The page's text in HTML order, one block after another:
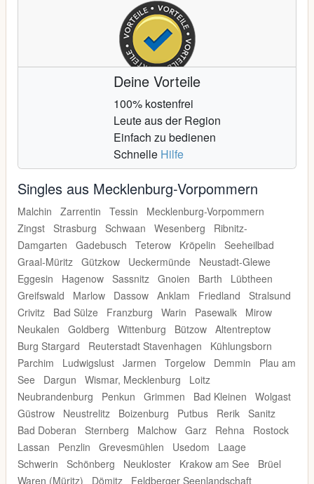
Deine Vorteile
100% kostenfrei
Leute aus der Region
Einfach zu bedienen
Schnelle Hilfe
Singles aus Mecklenburg-Vorpommern
Malchin Zarrentin Tessin
Mecklenburg-Vorpommern
Zingst Strasburg Schwaan Wesenberg
Ribnitz-
Damgarten
Gadebusch Teterow Kröpelin
Seeheilbad
Graal-Müritz Gützkow Ueckermünde
Neustadt-Glewe
Eggesin
Hagenow Sassnitz Gnoien Barth
Lübtheen
Greifswald
Marlow Dassow Anklam Friedland
Stralsund
Crivitz
Bad Sülze Franzburg Warin Pasewalk
Mirow
Neukalen
Goldberg Wittenburg Bützow Altentreptow
Burg Stargard
Reuterstadt Stavenhagen
Kühlungsborn
Parchim
Ludwigslust Jarmen Torgelow Demmin
Plau am
See
Dargun Wismar, Mecklenburg
Loitz
Neubrandenburg
Penkun Grimmen Bad Kleinen
Wolgast
Güstrow
Neustrelitz Boizenburg Putbus Rerik Sanitz
Bad Doberan
Sternberg Malchow Garz Rehna
Rostock
Lassan
Penzlin Grevesmühlen Usedom
Laage
Schwerin
Schönberg Neukloster Krakow am See
Brüel
Waren (Müritz)
Dömitz
Feldberger Seenlandschaft